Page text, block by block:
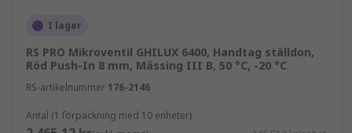
I lager
RS PRO Mikroventil GHILUX 6400, Handtag ställdon,
Röd Push-In 8 mm, Mässing III B, 50 °C, -20 °C
RS-artikelnummer 176-2146
Antal (1 förpackning med 10 enheter)